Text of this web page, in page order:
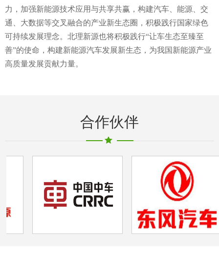
力，加强新能源技术应用与共享共赢，构建汽车、能源、交
通、大数据等交叉融合的产业新生态圈，积极践行国家绿色
可持续发展理念。北理新源也将积极践行“让车生态至臻至
善”的使命，构建新能源汽车发展新生态，为我国新能源产业
高质量发展贡献力量。
合作伙伴